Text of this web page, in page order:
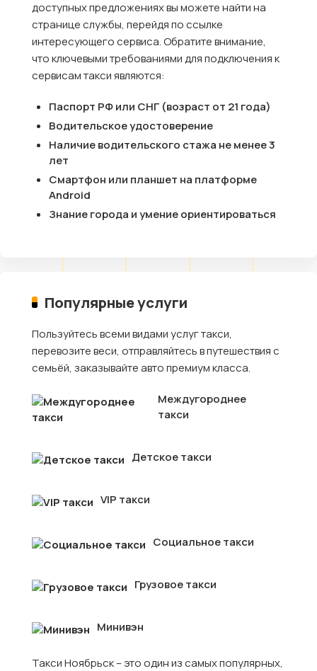
доступных предложениях вы можете найти на
странице службы, перейдя по ссылке
интересующего сервиса. Обратите внимание,
что ключевыми требованиями для подключения к
сервисам такси являются:
Паспорт РФ или СНГ (возраст от 21 года)
Водительское удостоверение
Наличие водительского стажа не менее 3
лет
Смартфон или планшет на платформе
Android
Знание города и умение ориентироваться
Популярные услуги
Пользуйтесь всеми видами услуг такси,
перевозите веси, отправляйтесь в путешествия с
семьёй, заказывайте авто премиум класса.
Междугороднее
такси
Детское такси
VIP такси
Социальное такси
Грузовое такси
Минивэн
Такси Ноябрьск – это один из самых популярных,